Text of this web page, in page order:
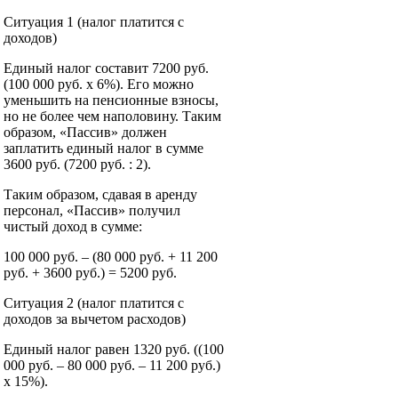
Ситуация 1 (налог платится с
доходов)
Единый налог составит 7200 руб.
(100 000 руб. x 6%). Его можно
уменьшить на пенсионные взносы,
но не более чем наполовину. Таким
образом, «Пассив» должен
заплатить единый налог в сумме
3600 руб. (7200 руб. : 2).
Таким образом, сдавая в аренду
персонал, «Пассив» получил
чистый доход в сумме:
100 000 руб. – (80 000 руб. + 11 200
руб. + 3600 руб.) = 5200 руб.
Ситуация 2 (налог платится с
доходов за вычетом расходов)
Единый налог равен 1320 руб. ((100
000 руб. – 80 000 руб. – 11 200 руб.)
х 15%).